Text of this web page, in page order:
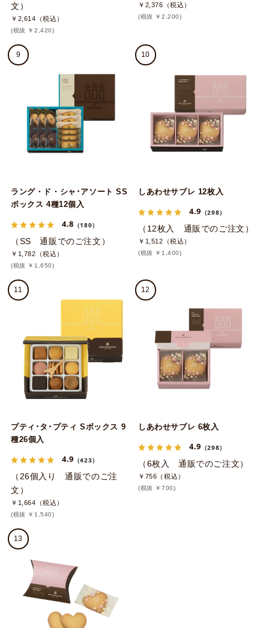
文）
￥2,614（税込）
(税抜 ￥2,420)
￥2,376（税込）
(税抜 ￥2,200)
9
ラング・ド・シャ･アソート SS
ボックス 4種12個入
4.8 （180）
（SS 通販でのご注文）
￥1,782（税込）
(税抜 ￥1,650)
10
しあわせサブレ 12枚入
4.9 （298）
（12枚入 通販でのご注文）
￥1,512（税込）
(税抜 ￥1,400)
11
プティ･タ･プティ Sボックス 9
種26個入
4.9 （423）
（26個入り 通販でのご注
文）
￥1,664（税込）
(税抜 ￥1,540)
12
しあわせサブレ 6枚入
4.9 （298）
（6枚入 通販でのご注文）
￥756（税込）
(税抜 ￥700)
13